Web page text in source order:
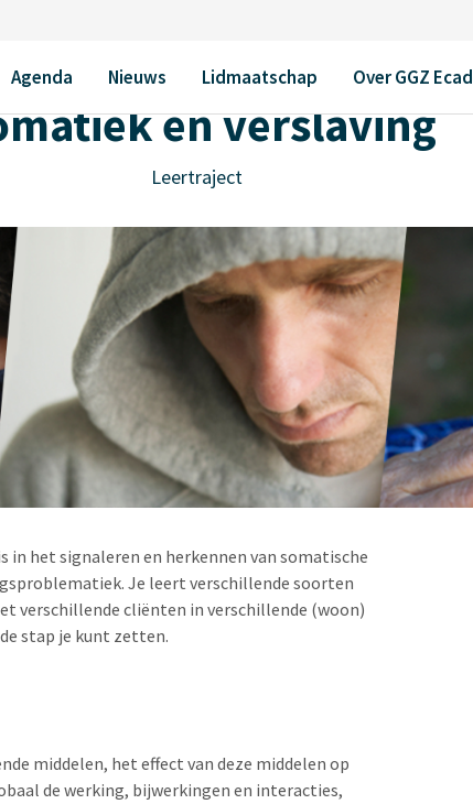
Agenda Nieuws Lidmaatschap Over GGZ
en verslaving
Leertraject
het signaleren en herkennen van somatische
Je leert verschillende soorten
verschillende cliënten in verschillende (woon)
stap je kunt zetten.
middelen, het effect van deze middelen op
de werking, bijwerkingen en interacties,